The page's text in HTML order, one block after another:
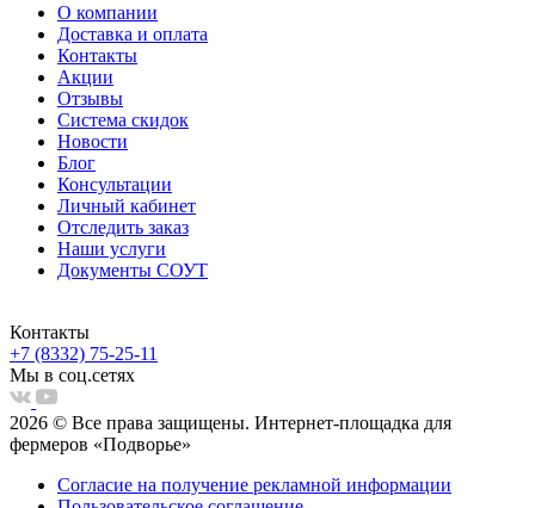
О компании
Доставка и оплата
Контакты
Акции
Отзывы
Система скидок
Новости
Блог
Консультации
Личный кабинет
Отследить заказ
Наши услуги
Документы СОУТ
Контакты
+7 (8332) 75-25-11
Мы в соц.сетях
2026 © Все права защищены. Интернет-площадка для
фермеров «Подворье»
Согласие на получение рекламной информации